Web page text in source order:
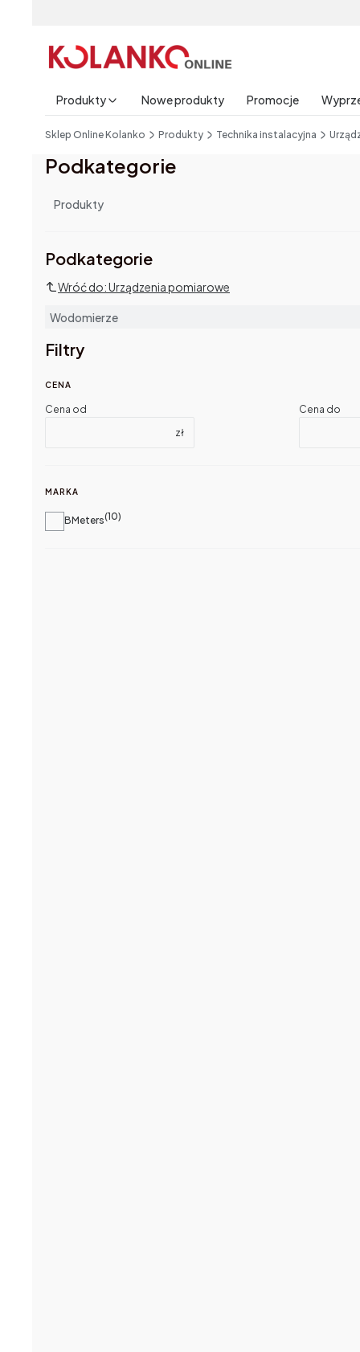
Produkty Nowe produkty Promocje
Sklep Online Kolanko Produkty Technika instalacyjna
Podkategorie
Produkty
Podkategorie
Wróć do: Urządzenia pomiarowe
Wodomierze
Filtry
CENA
Cena od
zł
Cena do
MARKA
MarkaBMeters 10